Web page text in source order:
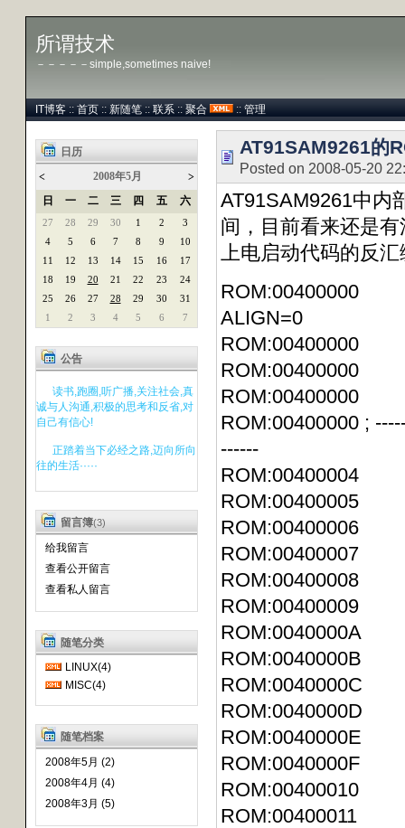
所谓技术
－－－－－simple,sometimes naive!
IT博客 :: 首页 :: 新随笔 :: 联系 :: 聚合 :: 管理
日历
<
2008年5月
>
日
一 二 三 四 五 六
27 28 29 30 1 2
3
4
5 6 7 8 9
10
11
12 13 14 15 16
17
18
19 20 21 22 23
24
25
26 27 28 29 30
31
1
2 3 4 5 6 7
公告
读书,跑圈,听广播,关注社会,真
诚与人沟通,积极的思考和反省,对
自己有信心!
正踏着当下必经之路,迈向所向
往的生活·····
留言簿(3)
给我留言
查看公开留言
查看私人留言
随笔分类
LINUX(4)
MISC(4)
随笔档案
2008年5月 (2)
2008年4月 (4)
2008年3月 (5)
AT91SAM9261的
Posted on 2008-05-20
AT91SAM9261中内
间，目前看来还是
上电启动代码的反
ROM:00400000
ALIGN=0
ROM:00400000 ;
------
ROM:00400004